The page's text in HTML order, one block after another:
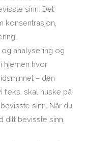
sinn. Det
konsentrasjon,
analysering og
hjernen hvor
– den
f.eks. skal huske på
sinn. Når du
bevisste sinn.